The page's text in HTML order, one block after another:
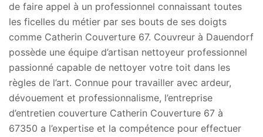
de faire appel à un professionnel connaissant toutes
les ficelles du métier par ses bouts de ses doigts
comme Catherin Couverture 67. Couvreur à Dauendorf
possède une équipe d’artisan nettoyeur professionnel
passionné capable de nettoyer votre toit dans les
règles de l’art. Connue pour travailler avec ardeur,
dévouement et professionnalisme, l’entreprise
d’entretien couverture Catherin Couverture 67 à
67350 a l’expertise et la compétence pour effectuer